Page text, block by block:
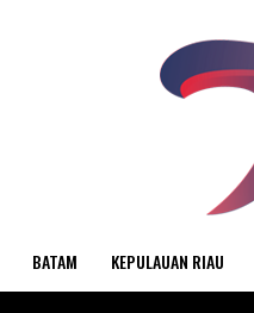
BATAM KEPULAUAN RIAU